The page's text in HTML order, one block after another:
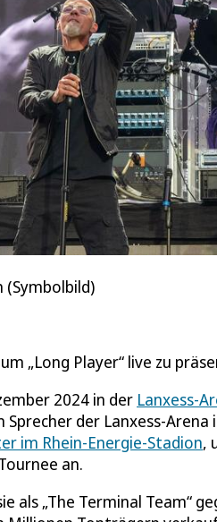
(Symbolbild)
„Long Player“ live zu
2024 in der Lanxess-
der Lanxess-Arena
im Rhein-Energie-Stadion,
an.
als „The Terminal Team“